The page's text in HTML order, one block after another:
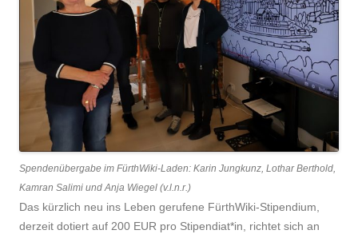
Spendenübergabe im FürthWiki-Laden: Karin Jungkunz, Lothar Berthold,
Kamran Salimi und Anja Wiegel (v.l.n.r.)
Das kürzlich neu ins Leben gerufene FürthWiki-Stipendium,
derzeit dotiert auf 200 EUR pro Stipendiat*in, richtet sich an